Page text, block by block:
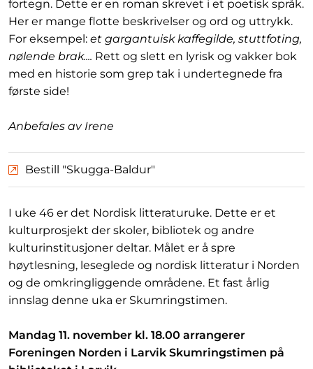
fortegn. Dette er en roman skrevet i et poetisk språk.
Her er mange flotte beskrivelser og ord og uttrykk.
For eksempel: et gargantuisk kaffegilde, stuttfoting,
nølende brak.... Rett og slett en lyrisk og vakker bok
med en historie som grep tak i undertegnede fra
første side!
Anbefales av Irene
Bestill "Skugga-Baldur"
I uke 46 er det Nordisk litteraturuke. Dette er et
kulturprosjekt der skoler, bibliotek og andre
kulturinstitusjoner deltar. Målet er å spre
høytlesning, leseglede og nordisk litteratur i Norden
og de omkringliggende områdene. Et fast årlig
innslag denne uka er Skumringstimen.
Mandag 11. november kl. 18.00 arrangerer
Foreningen Norden i Larvik Skumringstimen på